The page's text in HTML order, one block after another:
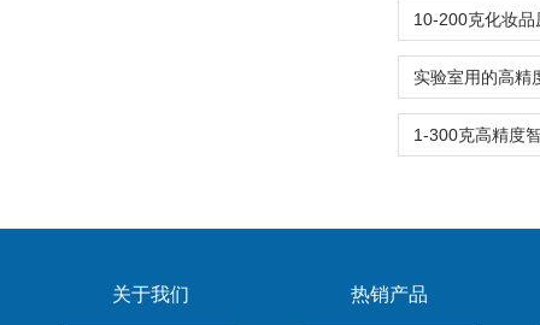
关于我们 热销产品